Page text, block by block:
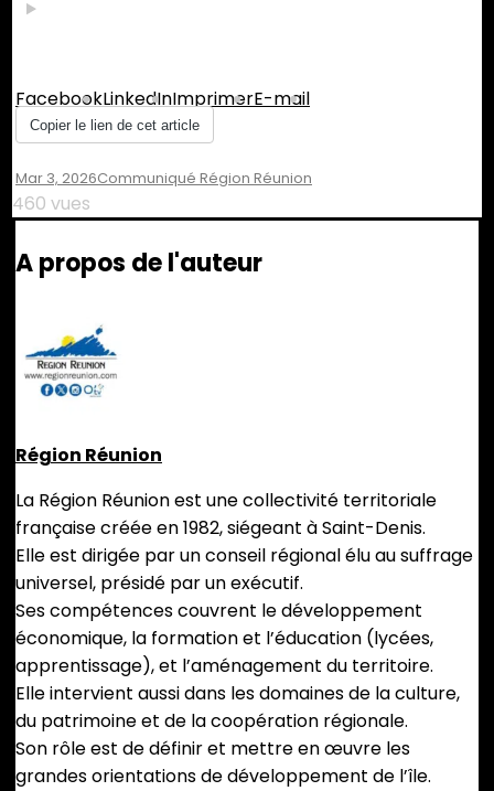
FacebookLinkedInImprimerE-mail
Copier le lien de cet article
Mar 3, 2026Communiqué Région Réunion
460 vues
A propos de l'auteur
Région Réunion
La Région Réunion est une collectivité territoriale
française créée en 1982, siégeant à Saint-Denis.
Elle est dirigée par un conseil régional élu au suffrage
universel, présidé par un exécutif.
Ses compétences couvrent le développement
économique, la formation et l’éducation (lycées,
apprentissage), et l’aménagement du territoire.
Elle intervient aussi dans les domaines de la culture,
du patrimoine et de la coopération régionale.
Son rôle est de définir et mettre en œuvre les
grandes orientations de développement de l’île.